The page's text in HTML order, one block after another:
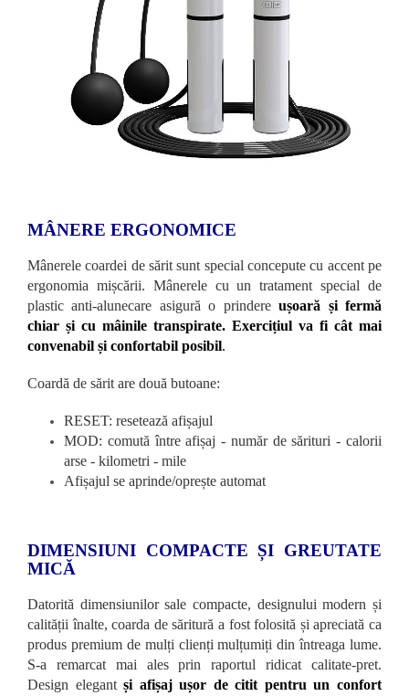
MÂNERE ERGONOMICE
Mânerele coardei de sărit sunt special concepute cu accent pe
ergonomia mișcării. Mânerele cu un tratament special de
plastic anti-alunecare asigură o prindereușoară și fermă
chiar și cu mâinile transpirate. Exercițiul va fi cât mai
convenabil și confortabil posibil.
Coardă de sărit are două butoane:
RESET: resetează afișajul
MOD: comută între afișaj - număr de sărituri - calorii
arse - kilometri - mile
Afișajul se aprinde/oprește automat
DIMENSIUNI COMPACTE ȘI GREUTATE
MICĂ
Datorită dimensiunilor sale compacte, designului modern și
calității înalte, coarda de săritură a fost folosită și apreciată ca
produs premium de mulți clienți mulțumiți din întreaga lume.
S-a remarcat mai ales prin raportul ridicat calitate-pret.
Design elegantși afișaj ușor de citit pentru un confort